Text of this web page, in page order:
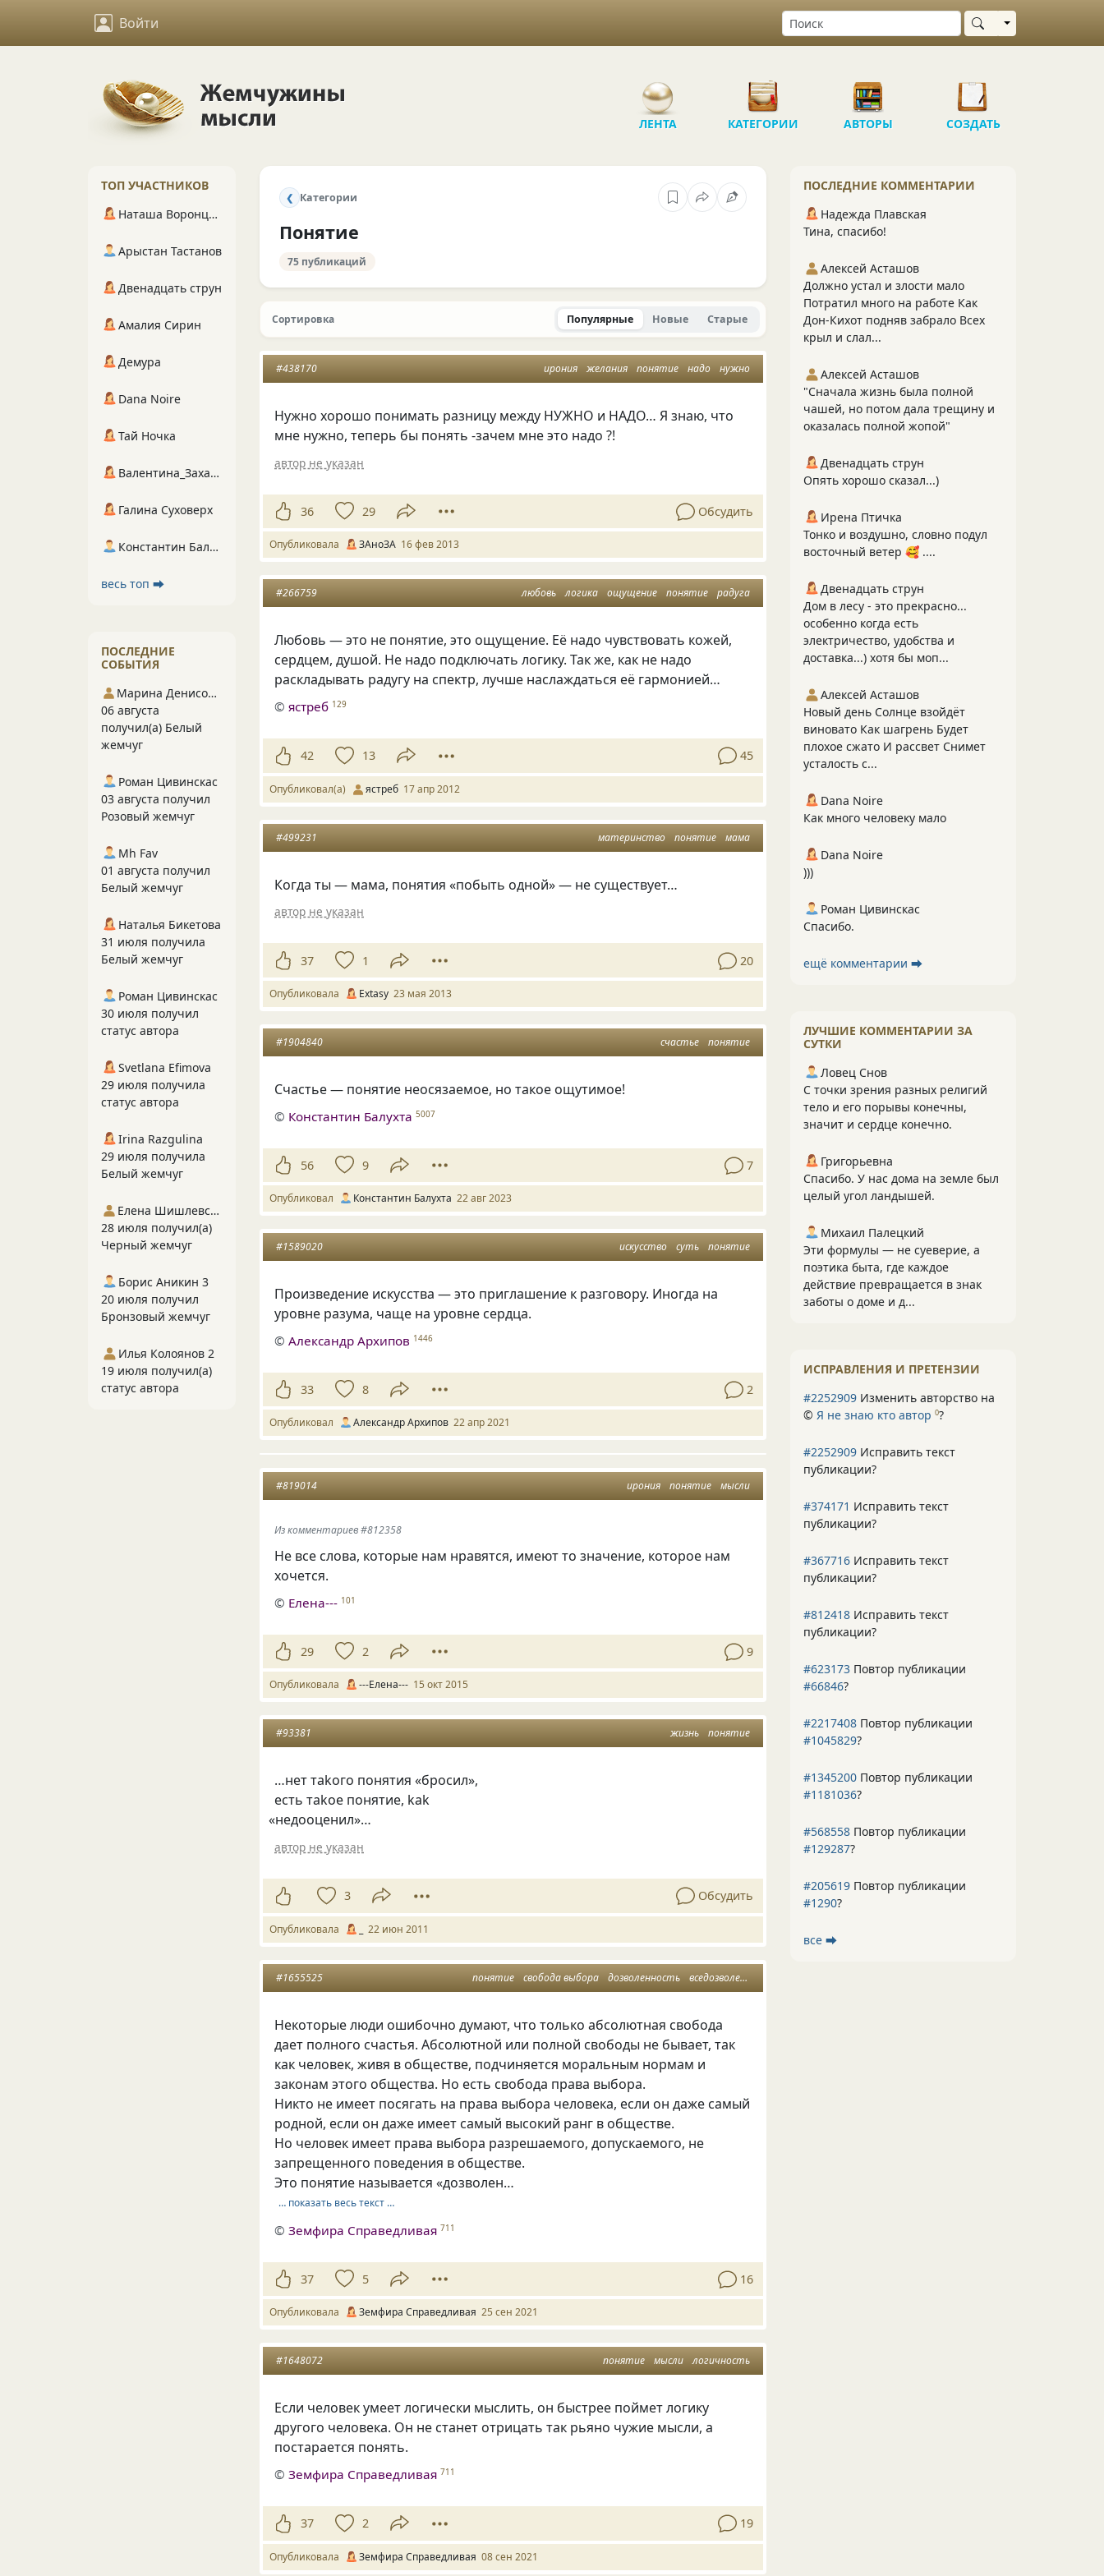
Войти Выбрать область
ЛЕНТА КАТЕГОРИИ АВТОРЫ СОЗДАТЬ
❮ Категории
Понятие
75 публикаций
Сортировка Популярные Новые Старые
ирония желания понятие надо нужно
#438170
Нужно хорошо понимать разницу между НУЖНО и НАДО… Я знаю, что
мне нужно, теперь бы понять -зачем мне это надо ?!
автор не указан
36 29 Обсудить
Опубликовала ЗАноЗА 16 фев 2013
любовь логика ощущение понятие радуга
#266759
Любовь — это не понятие, это ощущение. Её надо чувствовать кожей,
сердцем, душой. Не надо подключать логику. Так же, как не надо
раскладывать радугу на спектр, лучше наслаждаться её гармонией…
©ястреб 129
42 13 45
Опубликовал(а) ястреб 17 апр 2012
материнство понятие мама
#499231
Когда ты — мама, понятия «побыть одной» — не существует…
автор не указан
37 1 20
Опубликовала Extasy 23 мая 2013
счастье понятие
#1904840
Счастье — понятие неосязаемое, но такое ощутимое!
© Константин Балухта 5007
56 9 7
Опубликовал Константин Балухта 22 авг 2023
искусство суть понятие
#1589020
Произведение искусства — это приглашение к разговору. Иногда на
уровне разума, чаще на уровне сердца.
©Александр Архипов 1446
33 8 2
Опубликовал Александр Архипов 22 апр 2021
ирония понятие мысли
#819014
Из комментариев #812358
Не все слова, которые нам нравятся, имеют то значение, которое нам
хочется.
© Елена--- 101
29 2 9
Опубликовала ---Елена--- 15 окт 2015
жизнь понятие
#93381
…нет таkого понятия «бросил»,
есть таkое понятие, kаk
«недооценил»…
автор не указан
3 Обсудить
Опубликовала 22 июн 2011
понятие свобода выбора дозволенность вседозволенность
#1655525
Некоторые люди ошибочно думают, что только абсолютная свобода
дает полного счастья. Абсолютной или полной свободы не бывает, так
как человек, живя в обществе, подчиняется моральным нормам и
законам этого общества. Но есть свобода права выбора.
Никто не имеет посягать на права выбора человека, если он даже самый
родной, если он даже имеет самый высокий ранг в обществе.
Но человек имеет права выбора разрешаемого, допускаемого, не
запрещенного поведения в обществе.
Это понятие называется «дозволен…
… показать весь текст …
©Земфира Справедливая 711
37 5 16
Опубликовала Земфира Справедливая 25 сен 2021
понятие мысли логичность
#1648072
Если человек умеет логически мыслить, он быстрее поймет логику
другого человека. Он не станет отрицать так рьяно чужие мысли, а
постарается понять.
©Земфира Справедливая 711
37 2 19
Опубликовала Земфира Справедливая 08 сен 2021
ПОСЛЕДНИЕ КОММЕНТАРИИ
Надежда Плавская
Тина, спасибо!
Алексей Асташов
Должно устал и злости мало
Потратил много на работе Как
Дон-Кихот подняв забрало Всех
крыл и слал...
Алексей Асташов
"Сначала жизнь была полной
чашей, но потом дала трещину и
оказалась полной жопой"
Двенадцать струн
Опять хорошо сказал...)
Ирена Птичка
Тонко и воздушно, словно подул
восточный ветер 🥰 ....
Двенадцать струн
Дом в лесу - это прекрасно...
особенно когда есть
электричество, удобства и
доставка...) хотя бы моп...
Алексей Асташов
Новый день Солнце взойдёт
виновато Как шагрень Будет
плохое сжато И рассвет Снимет
усталость с...
Dana Noire
Как много человеку мало
Dana Noire
)))
Роман Цивинскас
Спасибо.
ещё комментарии ⮕
ЛУЧШИЕ КОММЕНТАРИИ ЗА
СУТКИ
Ловец Снов
С точки зрения разных религий
тело и его порывы конечны,
значит и сердце конечно.
Григорьевна
Спасибо. У нас дома на земле был
целый угол ландышей.
Михаил Палецкий
Эти формулы — не суеверие, а
поэтика быта, где каждое
действие превращается в знак
заботы о доме и д...
ИСПРАВЛЕНИЯ И ПРЕТЕНЗИИ
#2252909 Изменить авторство на
© Я не знаю кто автор 0?
#2252909 Исправить текст
публикации?
#374171 Исправить текст
публикации?
#367716 Исправить текст
публикации?
#812418 Исправить текст
публикации?
#623173 Повтор публикации
#66846?
#2217408 Повтор публикации
#1045829?
#1345200 Повтор публикации
#1181036?
#568558 Повтор публикации
#129287?
#205619 Повтор публикации
#1290?
все ⮕
ТОП УЧАСТНИКОВ
Наташа Воронцова
Арыстан Тастанов
Двенадцать струн
Амалия Сирин
Демура
Dana Noire
Тай Ночка
Валентина_Захарова
Галина Суховерх
Константин Балухта
весь топ ⮕
ПОСЛЕДНИЕ
СОБЫТИЯ
Марина Денисова 5
06 августа
получил(а) Белый
жемчуг
Роман Цивинскас
03 августа получил
Розовый жемчуг
Mh Fav
01 августа получил
Белый жемчуг
Наталья Бикетова
31 июля получила
Белый жемчуг
Роман Цивинскас
30 июля получил
статус автора
Svetlana Efimova
29 июля получила
статус автора
Irina Razgulina
29 июля получила
Белый жемчуг
Елена Шишлевская
28 июля получил(а)
Черный жемчуг
Борис Аникин 3
20 июля получил
Бронзовый жемчуг
Илья Колоянов 2
19 июля получил(а)
статус автора